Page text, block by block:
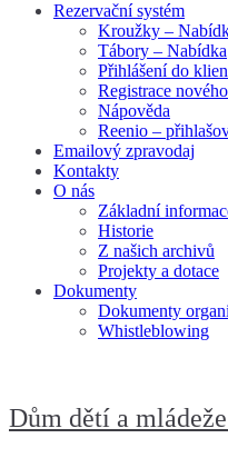
Rezervační systém
Kroužky –
Tábory – Nabídka
Přihlášení do
Registrace
Nápověda
Reenio –
Emailový zpravodaj
Kontakty
O nás
Základní
Historie
Z našich archivů
Projekty a dotace
Dokumenty
Dokumenty
Whistleblowing
Dům dětí a